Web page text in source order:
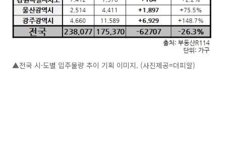
▲전국 시·도별 입주물량 추이 기획 이미지. (사진제공=더피알)